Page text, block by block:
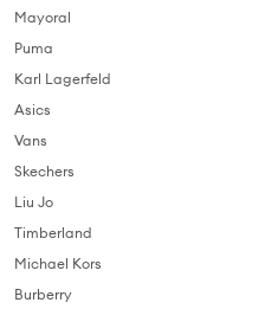
Mayoral
Puma
Karl Lagerfeld
Asics
Vans
Skechers
Liu Jo
Timberland
Michael Kors
Burberry